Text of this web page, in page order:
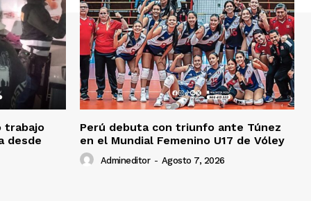
trabajo
desde
Perú debuta con triunfo ante Túnez
en el Mundial Femenino U17 de Vóley
Admineditor - Agosto 7, 2026